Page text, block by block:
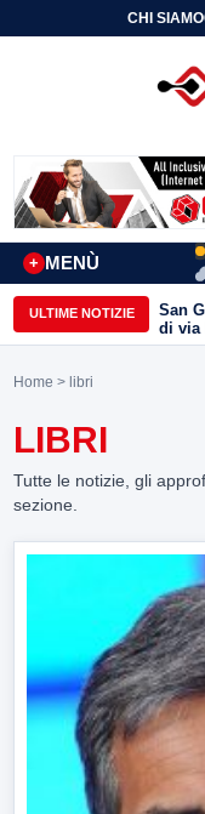
CHI SIAMO
MENÙ
+
ULTIME NOTIZIE
San
di via
Home > libri
LIBRI
Tutte le notizie, gli
sezione.